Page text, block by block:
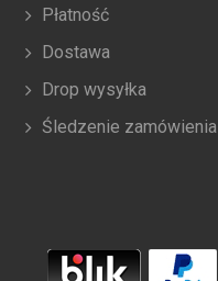
Płatność
Dostawa
Drop wysyłka
Śledzenie zamówienia